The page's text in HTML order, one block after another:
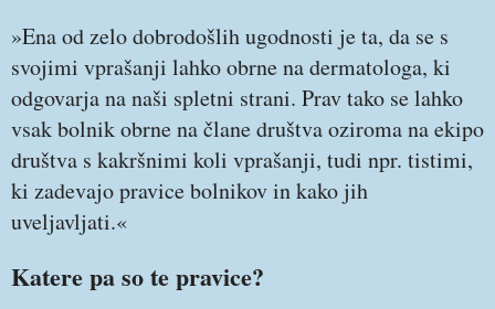
»Ena od zelo dobrodošlih ugodnosti je ta, da se s
svojimi vprašanji lahko obrne na dermatologa, ki
odgovarja na naši spletni strani. Prav tako se lahko
vsak bolnik obrne na člane društva oziroma na ekipo
društva s kakršnimi koli vprašanji, tudi npr. tistimi,
ki zadevajo pravice bolnikov in kako jih
uveljavljati.«
Katere pa so te pravice?